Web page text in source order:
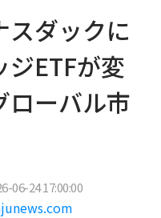
スダックに
ETFが変
ローバル市
06-24 17:00:00